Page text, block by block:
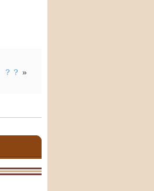
？？ »